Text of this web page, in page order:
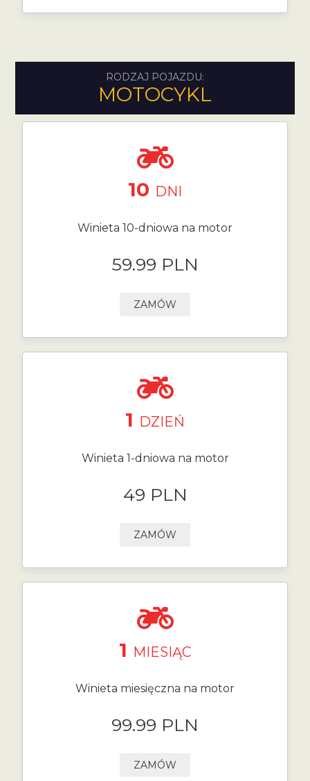
RODZAJ POJAZDU:
MOTOCYKL
10 DNI
Winieta 10-dniowa na motor
59.99 PLN
ZAMÓW
1 DZIEŃ
Winieta 1-dniowa na motor
49 PLN
ZAMÓW
1 MIESIĄC
Winieta miesięczna na motor
99.99 PLN
ZAMÓW